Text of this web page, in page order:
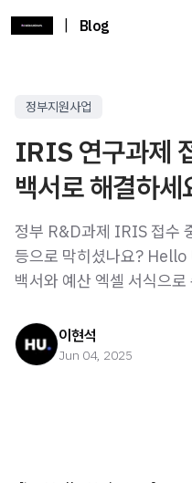
Blog
정부지원사업
IRIS 연구과제
백서로 해결하세
정부 R&D과제 IRIS 접수
등으로 막히셨나요?
백서와 예산 엑셀 서식으
이현석
Jun 04, 2025